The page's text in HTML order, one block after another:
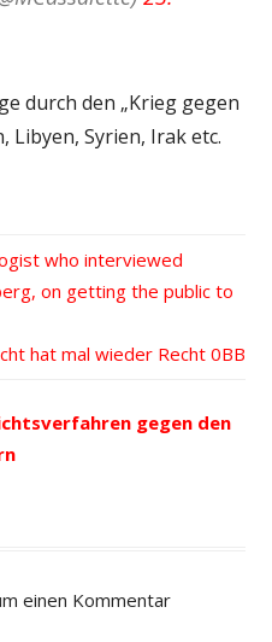
durch den „Krieg gegen
Libyen, Syrien, Irak etc.
who interviewed
on getting the public to
hat mal wieder Recht
gegen den
einen Kommentar